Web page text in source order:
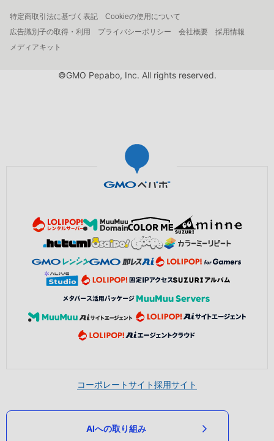
特定商取引法に基づく表記
Cookieの使用について
広告識別子の取得・利用
プライバシーポリシー 会社概要
採用情報
メディアキット
©GMO Pepabo, Inc. All rights reserved.
コーポレートサイト採用サイト
AIへの取り組み